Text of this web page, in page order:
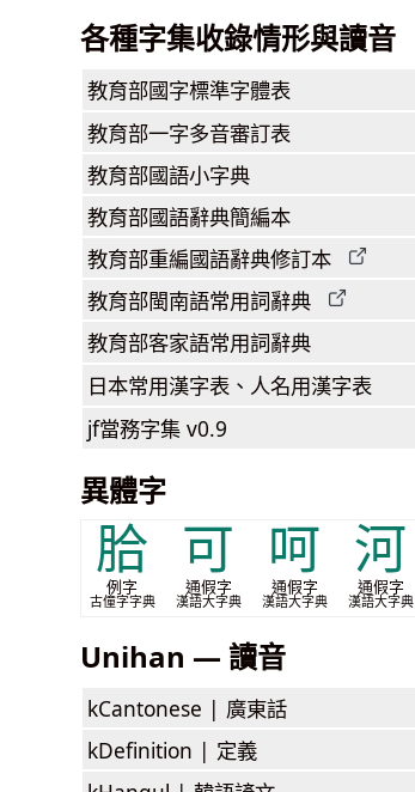
各種字集收錄情形與讀音
教育部國字標準字體表
教育部一字多音審訂表
教育部國語小字典
教育部國語辭典簡編本
教育部重編國語辭典修訂本
教育部閩南語常用詞辭典
教育部客家語常用詞辭典
日本常用漢字表 、人名用漢字表
jf當務字集 v0.9
異體字
䏩
例字
古僮字字典
可
通假字
漢語大字典
呵
通假字
漢語大字典
河
通假字
漢語大字典
Unihan — 讀音
kCantonese | 廣東話
kDefinition | 定義